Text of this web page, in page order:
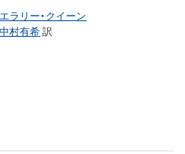
エラリー・クイーン
中村有希訳